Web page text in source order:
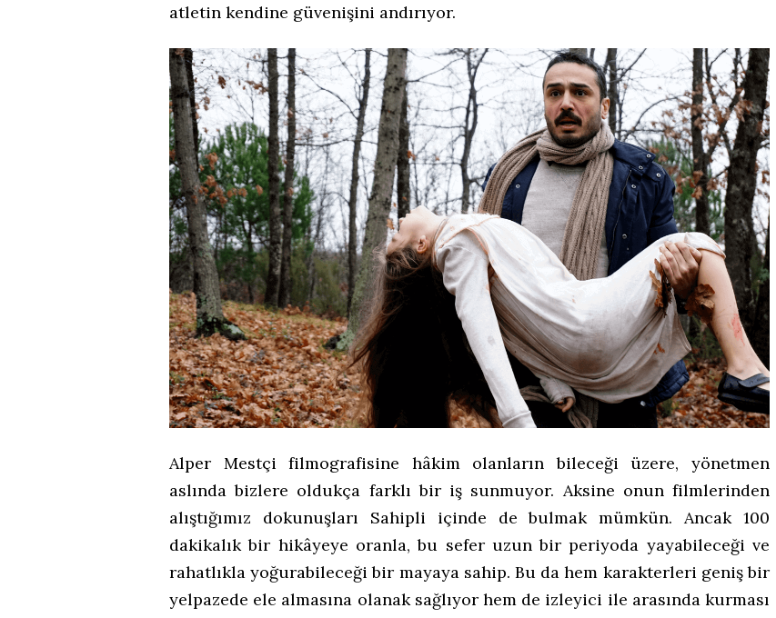
atletin kendine güvenişini andırıyor.
Alper Mestçi filmografisine hâkim olanların bileceği üzere, yönetmen
aslında bizlere oldukça farklı bir iş sunmuyor. Aksine onun filmlerinden
alıştığımız dokunuşları Sahipli içinde de bulmak mümkün. Ancak 100
dakikalık bir hikâyeye oranla, bu sefer uzun bir periyoda yayabileceği ve
rahatlıkla yoğurabileceği bir mayaya sahip. Bu da hem karakterleri geniş bir
yelpazede ele almasına olanak sağlıyor hem de izleyici ile arasında kurması